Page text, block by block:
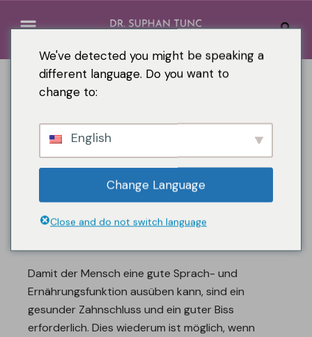
Damit der Mensch eine gute Sprach- und
Ernährungsfunktion ausüben kann, sind ein
gesunder Zahnschluss und ein guter Biss
erforderlich. Dies wiederum ist möglich, wenn
We've detected you might be speaking a
different language. Do you want to
change to:
English
Change Language
Close and do not switch language